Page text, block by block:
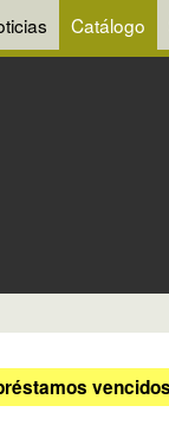
Catálogo